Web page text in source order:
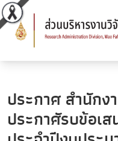
ประกาศ สำนักง
ประกาศัรบข้อเ